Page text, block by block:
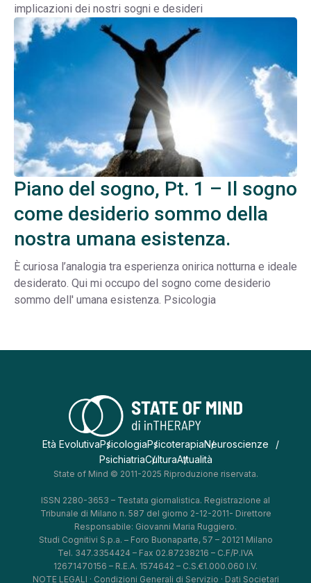
implicazioni dei nostri sogni e desideri
Piano del sogno, Pt. 1 – Il sogno
come desiderio sommo della
nostra umana esistenza.
È curiosa l’analogia tra esperienza onirica notturna e ideale
desiderato. Qui mi occupo del sogno come desiderio
sommo dell' umana esistenza. Psicologia
Età EvolutivaPsicologiaPsicoterapiaNeuroscienze
PsichiatriaCulturaAttualità
State of Mind © 2011-2025 Riproduzione riservata.
ISSN 2280-3653 – Testata giornalistica. Registrazione al
Tribunale di Milano n. 587 del giorno 2-12-2011- Direttore
Responsabile: Giovanni Maria Ruggiero.
Studi Cognitivi S.p.a. – Foro Buonaparte, 57 – 20121 Milano
Tel. 347.3354424 – Fax 02.87238216 – C.F/P.IVA
12671470156 – R.E.A. 1574642 – C.S.€1.000.060 I.V.
NOTE LEGALI · Condizioni Generali di Servizio · Dati Societari